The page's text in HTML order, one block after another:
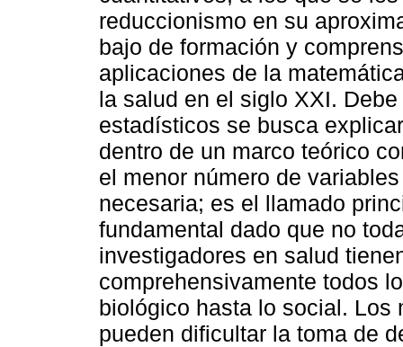
reduccionismo en su
bajo de formación y
aplicaciones de la
la salud en el siglo XXI.
estadísticos se busca
dentro de un marco teórico
el menor número de
necesaria; es el llamado
fundamental dado que no
investigadores en salud
comprehensivamente todos
biológico hasta lo social.
pueden dificultar la toma de